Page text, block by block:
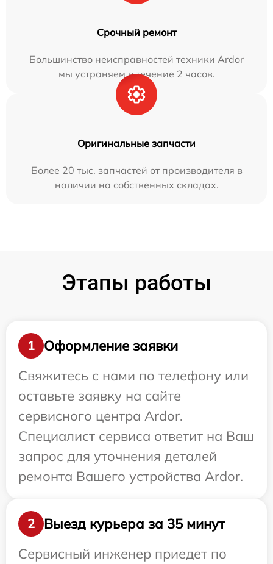
Срочный ремонт
Большинство неисправностей техники Ardor
мы устраняем в течение 2 часов.
Оригинальные запчасти
Более 20 тыс. запчастей от производителя в
наличии на собственных складах.
Этапы работы
1
Оформление заявки
Свяжитесь с нами по телефону или
оставьте заявку на сайте
сервисного центра Ardor.
Специалист сервиса ответит на Ваш
запрос для уточнения деталей
ремонта Вашего устройства Ardor.
2
Выезд курьера за 35 минут
Сервисный инженер приедет по